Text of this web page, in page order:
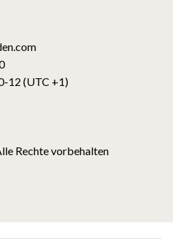
12 (UTC +1)
Rechte vorbehalten